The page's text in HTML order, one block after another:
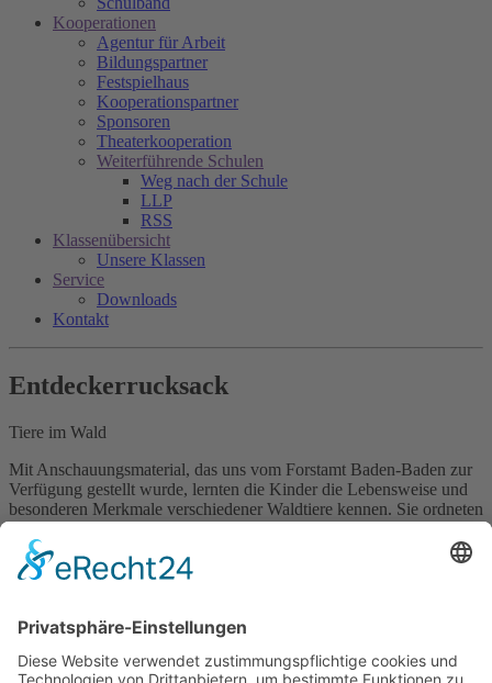
Kooperationen
Agentur für Arbeit
Bildungspartner
Festspielhaus
Kooperationspartner
Sponsoren
Theaterkooperation
Weiterführende Schulen
Weg nach der Schule
LLP
RSS
Klassenübersicht
Unsere Klassen
Service
Downloads
Kontakt
Entdeckerrucksack
Tiere im Wald
Mit Anschauungsmaterial, das uns vom Forstamt Baden-Baden zur
Verfügung gestellt wurde, lernten die Kinder die Lebensweise und
besonderen Merkmale verschiedener Waldtiere kennen. Sie ordneten
Geweihe sowie Schädel verschiedener Arten. Zum Abschluss
konnten die Kinder selbst Spuren im Wald hinterlassen und die
Entdeckerrucksack